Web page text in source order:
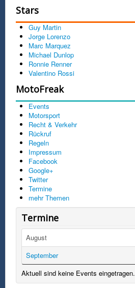
Stars
Guy Martin
Jorge Lorenzo
Marc Marquez
Michael Dunlop
Ronnie Renner
Valentino Rossi
MotoFreak
Events
Motorsport
Recht & Verkehr
Rückruf
Regeln
Impressum
Facebook
Google+
Twitter
Termine
mehr Themen
Termine
August
September
Aktuell sind keine Events eingetragen.